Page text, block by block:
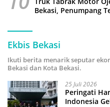
Bekasi, Penumpang
Ekbis Bekasi
Ikuti berita menarik seputar
Bekasi dan Kota Bekasi.
25 Juli 2026
Peringati
Indonesia